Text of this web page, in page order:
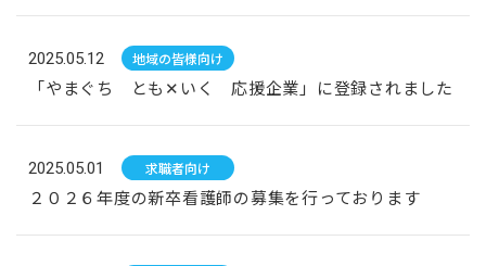
2025.05.12 地域の皆様向け
「やまぐち とも✕いく 応援企業」に登録されました
2025.05.01 求職者向け
２０２６年度の新卒看護師の募集を行っております